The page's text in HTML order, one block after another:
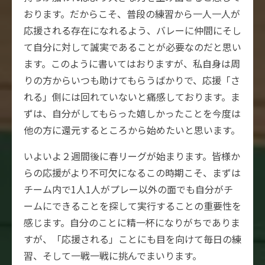
おります。だからこそ、普段の練習から一人一人が
応援される存在になれるよう、バレーに仲間にそし
て自分に対して誠実であることが必要なのだと思い
ます。このように書いてはおりますが、私自身は周
りの方からいつも助けてもらうばかりで、応援「さ
れる」側には回れていないと痛感しております。ま
ずは、自分がしてもらった嬉しかったことを今度は
他の方に還元するところから始めたいと思います。
いよいよ２週間後に春リーグが始まります。皆様か
らの応援がより不可欠になるこの時期こそ、まずは
チーム内で1人1人がプレー以外の面でも自分がチ
ームにできることを探して実行することの重要性を
感じます。自分のことに精一杯になりがちでありま
すが、「応援される」ことにも目を向けて毎日の練
習、そして一戦一戦に挑んでまいります。